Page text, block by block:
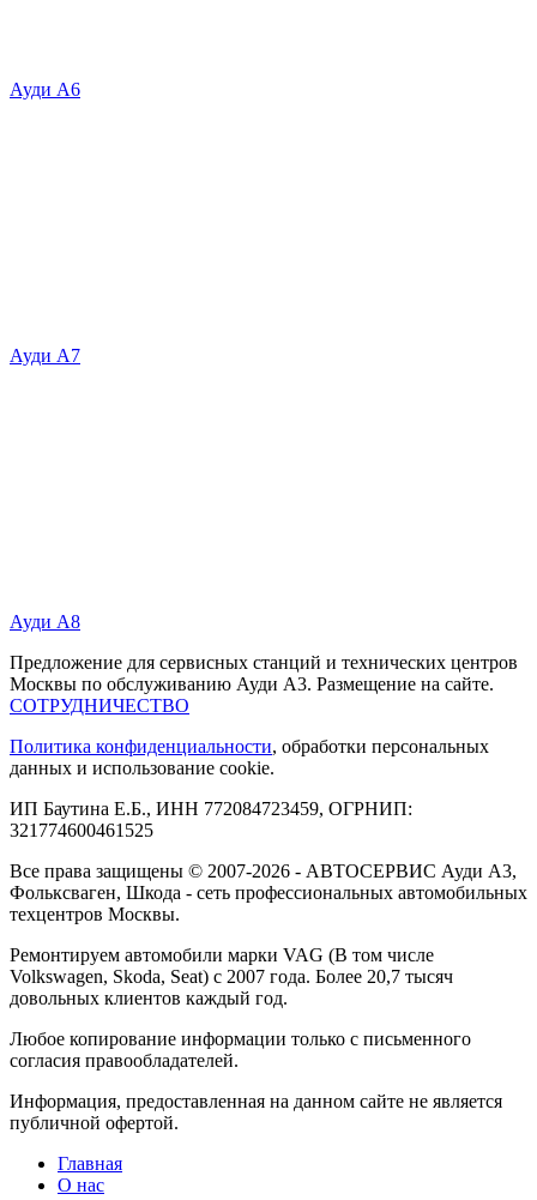
Ауди А6
Ауди А7
Ауди А8
Предложение для сервисных станций и технических центров
Москвы по обслуживанию Ауди А3. Размещение на сайте.
СОТРУДНИЧЕСТВО
Политика конфиденциальности, обработки персональных
данных и использование cookie.
ИП Баутина Е.Б., ИНН 772084723459, ОГРНИП:
321774600461525
Все права защищены © 2007-2026 - АВТОСЕРВИС Ауди А3,
Фольксваген, Шкода - сеть профессиональных автомобильных
техцентров Москвы.
Ремонтируем автомобили марки VAG (В том числе
Volkswagen, Skoda, Seat) с 2007 года. Более 20,7 тысяч
довольных клиентов каждый год.
Любое копирование информации только с письменного
согласия правообладателей.
Информация, предоставленная на данном сайте не является
публичной офертой.
Главная
О нас